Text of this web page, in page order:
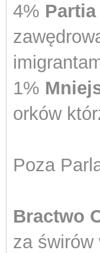
4%
1%
orków
Poza
Bractwo
za świrów